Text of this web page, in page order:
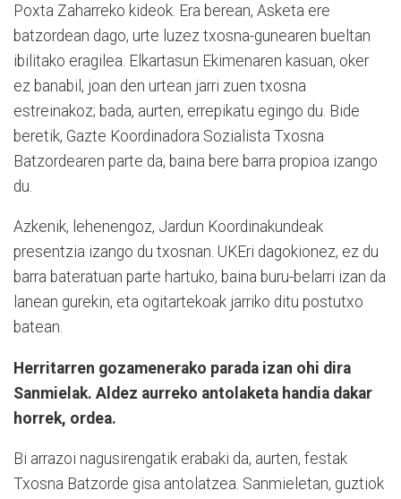
Poxta Zaharreko kideok. Era berean, Asketa ere
batzordean dago, urte luzez txosna-gunearen bueltan
ibilitako eragilea. Elkartasun Ekimenaren kasuan, oker
ez banabil, joan den urtean jarri zuen txosna
estreinakoz; bada, aurten, errepikatu egingo du. Bide
beretik, Gazte Koordinadora Sozialista Txosna
Batzordearen parte da, baina bere barra propioa izango
du.
Azkenik, lehenengoz, Jardun Koordinakundeak
presentzia izango du txosnan. UKEri dagokionez, ez du
barra bateratuan parte hartuko, baina buru-belarri izan da
lanean gurekin, eta ogitartekoak jarriko ditu postutxo
batean.
Herritarren gozamenerako parada izan ohi dira
Sanmielak. Aldez aurreko antolaketa handia dakar
horrek, ordea.
Bi arrazoi nagusirengatik erabaki da, aurten, festak
Txosna Batzorde gisa antolatzea. Sanmieletan, guztiok